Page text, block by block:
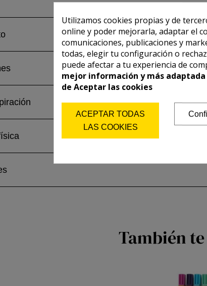
También
Utilizamos cookies propias y de
online y poder mejorarla, adaptar el
comunicaciones, publicaciones y
todas, elegir tu configuración o
puede afectar a tu experiencia de
mejor información y más
de Aceptar las cookies
ACEPTAR TODAS
LAS COOKIES